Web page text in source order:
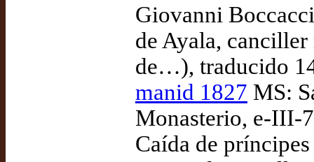
Giovanni
de Ayala,
de…), traducido
manid 1827 MS:
Monasterio, e-III-
Caída de